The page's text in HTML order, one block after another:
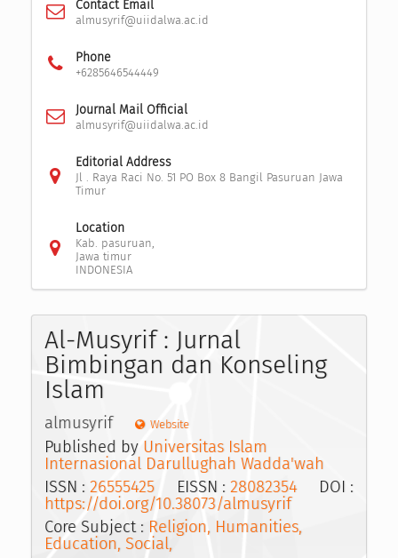
Contact Email
almusyrif@uiidalwa.ac.id
Phone
+6285646544449
Journal Mail Official
almusyrif@uiidalwa.ac.id
Editorial Address
Jl . Raya Raci No. 51 PO Box 8 Bangil Pasuruan Jawa
Timur
Location
Kab. pasuruan,
Jawa timur
INDONESIA
Al-Musyrif : Jurnal
Bimbingan dan Konseling
Islam
almusyrif Website
Published by Universitas Islam
Internasional Darullughah Wadda'wah
ISSN : 26555425 EISSN : 28082354DOI :
https://doi.org/10.38073/almusyrif
Core Subject : Religion, Humanities,
Education, Social,